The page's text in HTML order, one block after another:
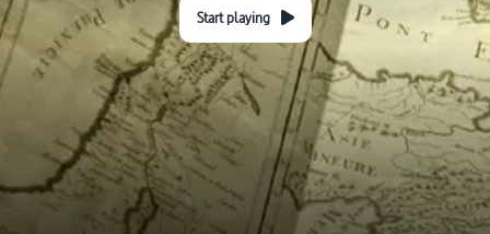
Start playing